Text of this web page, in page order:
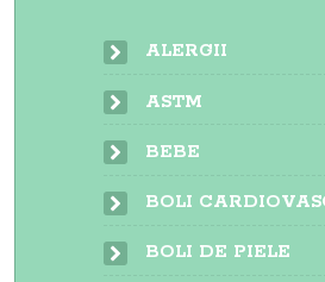
ALERGII
ASTM
BEBE
BOLI
BOLI DE PIELE